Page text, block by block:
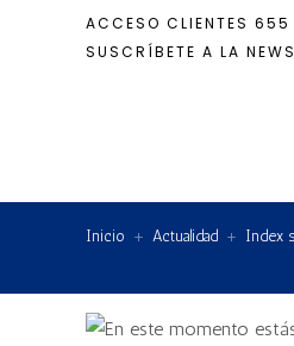
ACCESO CLIENTES 655
SUSCRÍBETE A LA
Inicio + Actualidad + Index